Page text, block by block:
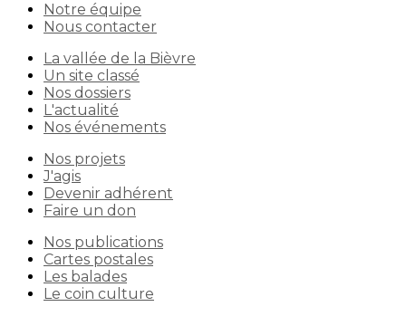
Notre équipe
Nous contacter
La vallée de la Bièvre
Un site classé
Nos dossiers
L'actualité
Nos événements
Nos projets
J'agis
Devenir adhérent
Faire un don
Nos publications
Cartes postales
Les balades
Le coin culture